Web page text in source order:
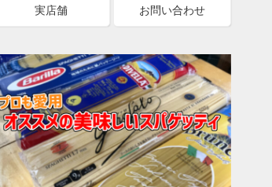
実店舗 お問い合わせ